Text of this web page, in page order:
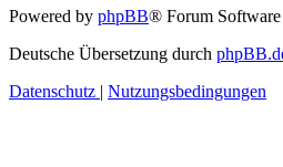
Powered by phpBB® Forum
Deutsche Übersetzung durch
Datenschutz | Nutzungsbedingungen